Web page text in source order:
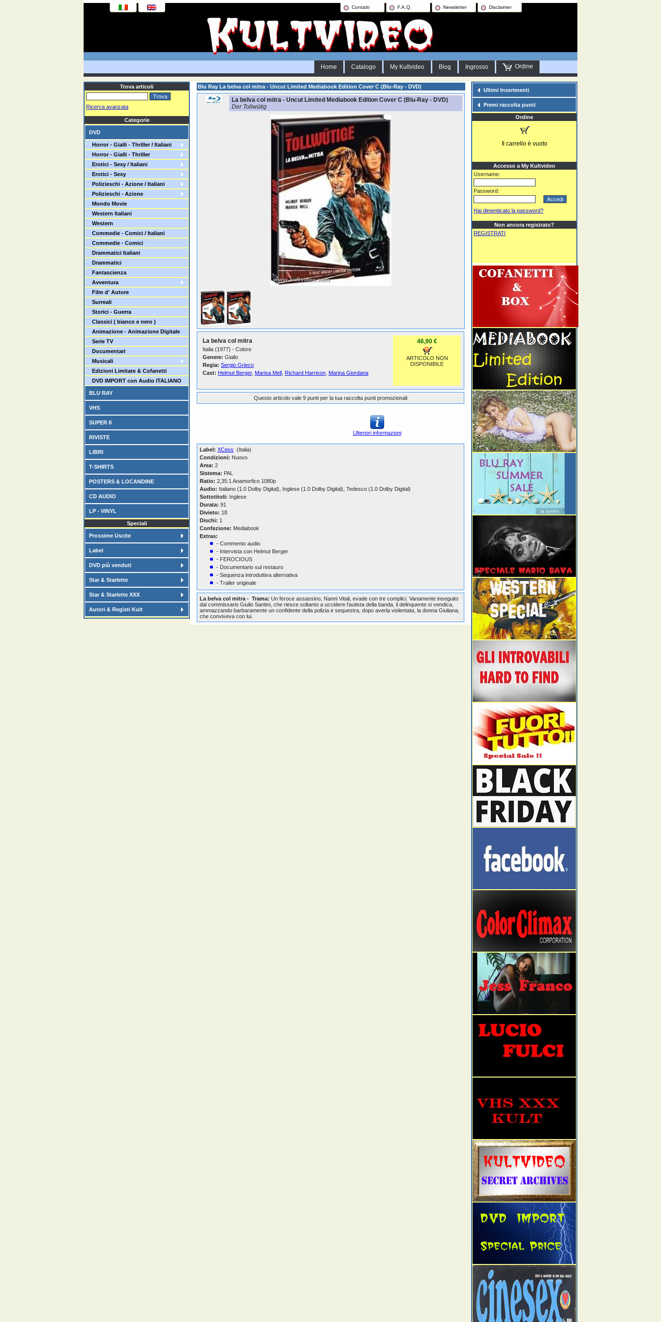
Contatti F.A.Q. Newsletter Disclaimer
Home Catalogo My Kultvideo Blog Ingrosso Ordine
Trova articoli
Ricerca avanzata
Categorie
DVD
Horror - Gialli - Thriller / Italiani
Horror - Gialli - Thriller
Erotici - Sexy / Italiani
Erotici - Sexy
Polizieschi - Azione / Italiani
Polizieschi - Azione
Mondo Movie
Western Italiani
Western
Commedie - Comici / Italiani
Commedie - Comici
Drammatici Italiani
Drammatici
Fantascienza
Avventura
Film d' Autore
Surreali
Storici - Guerra
Classici ( bianco e nero )
Animazione - Animazione Digitale
Serie TV
Documentari
Musicali
Edizioni Limitate & Cofanetti
DVD IMPORT con Audio ITALIANO
BLU RAY
VHS
SUPER 8
RIVISTE
LIBRI
T-SHIRTS
POSTERS & LOCANDINE
CD AUDIO
LP - VINYL
Speciali
Prossime Uscite
Label
DVD più venduti
Star & Starlette
Star & Starlette XXX
Autori & Registi Kult
Blu Ray La belva col mitra - Uncut Limited Mediabook Edition Cover C (Blu-Ray - DVD)
La belva col mitra - Uncut Limited Mediabook Edition Cover C (Blu-Ray - DVD)
Der Tollwütig
La belva col mitra
Italia (1977) - Colore
Genere: Giallo
Regia: Sergio Grieco
Cast: Helmut Berger, Marisa Mell Richard Harrison Marina Giordana
46,90 €
ARTICOLO NON
DISPONIBILE
Questo articolo vale 9 punti per la tua raccolta punti promozionali
Ulteriori informazioni
Label: XCess (Italia)
Condizioni: Nuovo
Area: 2
Sistema: PAL
Ratio: 2,35:1 Anamorfico 1080p
Audio: Italiano (1.0 Dolby Digital), Inglese (1.0 Dolby Digital), Tedesco (1.0 Dolby Digital)
Sottotitoli: Inglese
Durata: 91
Divieto: 18
Dischi: 1
Confezione: Mediabook
Extras:
- Commento audio
- Intervista con Helmut Berger
- FEROCIOUS
- Documentario sul restauro
- Sequenza introduttiva alternativa
- Trailer originale
La belva col mitra - Trama: Un feroce assassino, Nanni Vitali, evade con tre complici. Vanamente inseguito
dal commissario Giulio Santini, che riesce soltanto a uccidere l'autista della banda, il delinquente si vendica,
ammazzando barbaramente un confidente della polizia e sequestra, dopo averla violentata, la donna Giuliana,
che conviveva con lui.
Ultimi Inserimenti
Premi raccolta punti
Ordine
Il carrello è vuoto
Accesso a My Kultvideo
Username:
Password:
Hai dimenticato la password?
Non ancora registrato?
REGISTRATI